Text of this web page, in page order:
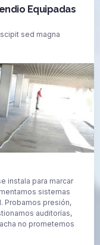
Equipadas
sed magna
instala para marcar
sistemas
Probamos presión,
auditorías,
no prometemos